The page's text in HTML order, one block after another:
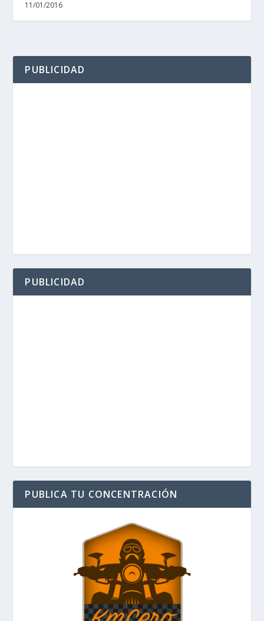
11/01/2016
PUBLICIDAD
PUBLICIDAD
PUBLICA TU CONCENTRACIÓN